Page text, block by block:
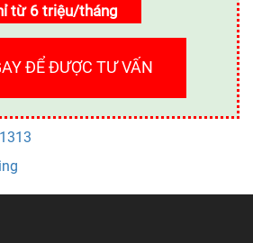
từ 6 triệu/tháng
ĐỂ ĐƯỢC TƯ VẤN